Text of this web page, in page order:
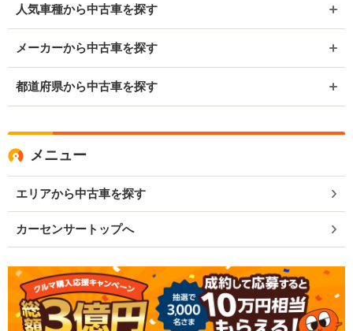
人気車種から中古車を探す
メーカーから中古車を探す
都道府県から中古車を探す
メニュー
エリアから中古車を探す
カーセンサートップへ